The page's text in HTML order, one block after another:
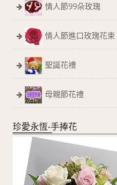
情人節99朵玫瑰
情人節進口玫瑰花束
聖誕花禮
母親節花禮
珍愛永恆-手捧花